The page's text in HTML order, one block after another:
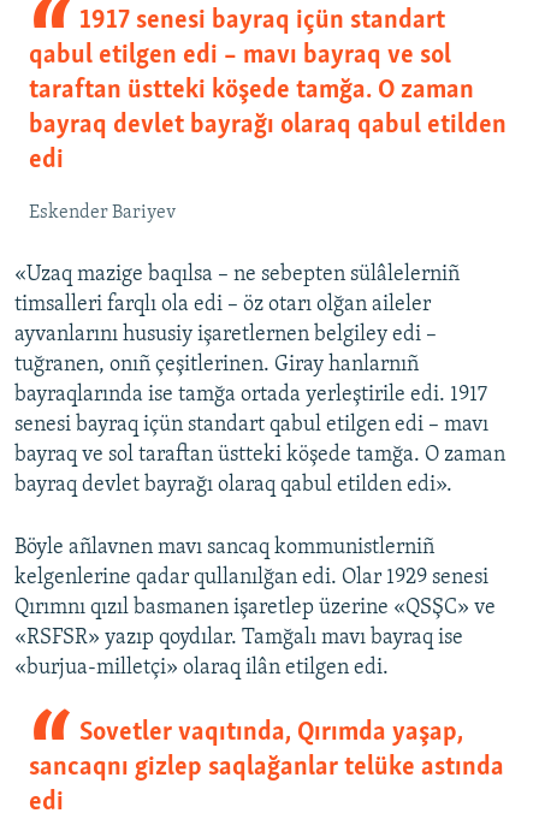
1917 senesi bayraq içün standart
qabul etilgen edi – mavı bayraq ve sol
taraftan üstteki köşede tamğa. O zaman
bayraq devlet bayrağı olaraq qabul etilden
edi
Eskender Bariyev
«Uzaq mazige baqılsa – ne sebepten sülâlelerniñ
timsalleri farqlı ola edi – öz otarı olğan aileler
ayvanlarını hususiy işaretlernen belgiley edi –
tuğranen, onıñ çeşitlerinen. Giray hanlarnıñ
bayraqlarında ise tamğa ortada yerleştirile edi. 1917
senesi bayraq içün standart qabul etilgen edi – mavı
bayraq ve sol taraftan üstteki köşede tamğa. O zaman
bayraq devlet bayrağı olaraq qabul etilden edi».
Böyle añlavnen mavı sancaq kommunistlerniñ
kelgenlerine qadar qullanılğan edi. Olar 1929 senesi
Qırımnı qızıl basmanen işaretlep üzerine «QSŞC» ve
«RSFSR» yazıp qoydılar. Tamğalı mavı bayraq ise
«burjua-milletçi» olaraq ilân etilgen edi.
Sovetler vaqıtında, Qırımda yaşap,
sancaqnı gizlep saqlağanlar telüke astında
edi